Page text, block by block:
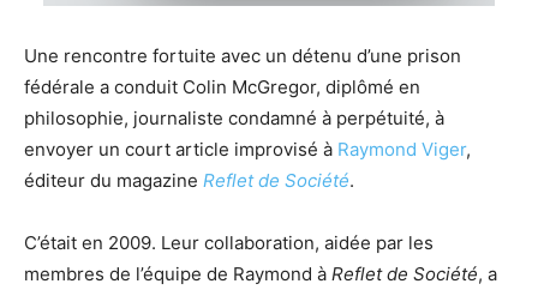
Une rencontre fortuite avec un détenu d’une prison
fédérale a conduit Colin McGregor, diplômé en
philosophie, journaliste condamné à perpétuité, à
envoyer un court article improvisé à Raymond Viger,
éditeur du magazine Reflet de Société.
C’était en 2009. Leur collaboration, aidée par les
membres de l’équipe de Raymond à Reflet de Société, a